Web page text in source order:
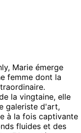
Marie émerge
femme dont la
la vingtaine, elle
galeriste d'art,
à la fois captivante
fluides et des